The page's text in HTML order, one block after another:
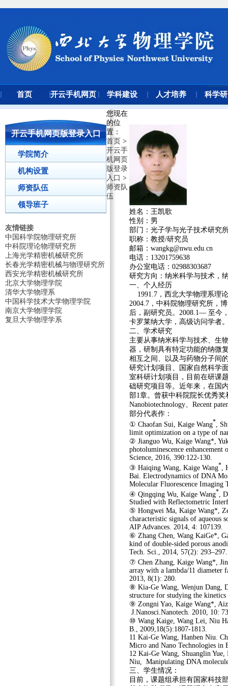
姓名： 王凯歌
性别： 男
部门： 光子学与光子技术研究
职称： 教授/研究员
邮箱： wangkg@nwu.edu.cn
电话： 13201759638
办公室电话： 02988303687
研究方向： 纳米科学与技术，
一、 个人经历
1991.7 ，西北大学物理系理
2004.7 ，中科院物理研究所，
后 ，副研究员。2008.1— 至今
卡罗莱纳大学 ， 高级访问学者
二、 学术研究
主要从事纳米科学与技术、生
器，研制具有特定功能的纳微
相互之间、以及与药物分子间
研究计划项目、国家自然科学
室科研计划项目，目前在研课
础研究项目 等。近年来，在国
部1章。曾获中科院院长优秀
Nanobiotechnology、Recent
部分代表作：
① Chaofan Sui, Kaige Wang*,
limit optimization on a type of
② Jianguo Wu, Kaige Wang*,
photoluminescence
Science, 2016, 390:122-130.
③ Haiqing Wang, Kaige Wang*
Bai. Electrodynamics of DNA
Molecular Fluorescence Imaging
④ Qingqing Wu, Kaige Wang* ,
Studied with Reflectometric
⑤ Hongwei Ma, Kaige Wang*,
characteristic signals of
AIP Advances. 2014, 4: 107139.
⑥ Zhang Chen, Wang KaiGe*,
kind of double-sided porous
Tech. Sci., 2014, 57(2): 293–297.
⑦ Chen Zhang, Kaige Wang*,
array with a lambda/11 diameter
2013, 8(1): 280.
⑧ Kia-Ge Wang, Wenjun Dang,
structure for studying the
⑨ Zongni Yao, Kaige Wang*,
J.Nanosci.Nanotech. 2010, 10:
⑩ Wang Kaige, Wang Lei, Niu
B., 2009,18(5):1807-1813.
11 Kai-Ge Wang, Hanben Niu.
Micro and Nano Technologies in
12 Kai-Ge Wang, Shuanglin
Niu, Manipulating DNA
三、 学生情况：
目前，课题组承担有国家科技
开云手机网页版登录入口
学院简介
机构设置
师资队伍
领导班子
友情链接
中国科学院物理研究所
中科院理论物理研究所
上海光学精密机械研究所
长春光学精密机械与物理研究所
西安光学精密机械研究所
北京大学物理学院
清华大学物理系
中国科学技术大学物理学院
南京大学物理学院
复旦大学物理学系
您现在
的位
置 ：
首页 >
开云手
机网页
版登录
入口 >
师资队
伍
首页 开云手机网页 学科建设 人才培养 科学